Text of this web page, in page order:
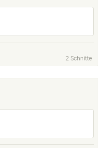
2 Schnitte